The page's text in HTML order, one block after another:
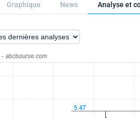
Graphique News Analyse et